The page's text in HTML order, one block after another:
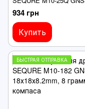
25x25x8mm, 12.2 грамм,
компас QMC5883L
934 грн
Купить
БЫСТРАЯ ОТПРАВКА